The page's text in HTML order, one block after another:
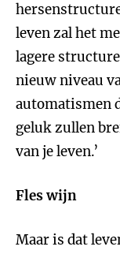
leven zal het
lagere
nieuw niveau
automatismen
geluk zullen
van je leven.’
Fles wijn
Maar is dat